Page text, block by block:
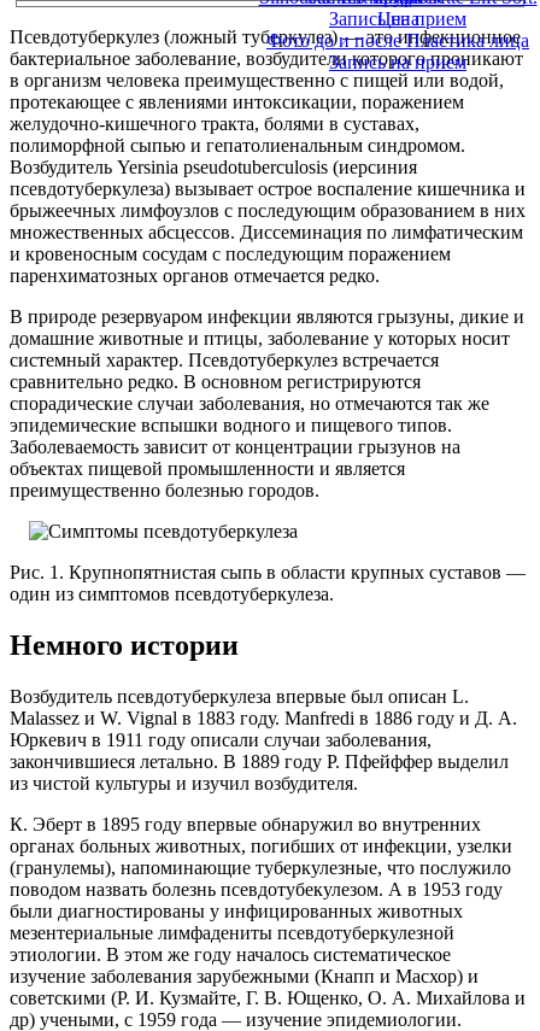
Цена
Фото до и после Пластика лица
Запись на прием
Запись на прием
Псевдотуберкулез (ложный туберкулез) — это инфекционное
бактериальное заболевание, возбудители которого проникают
в организм человека преимущественно с пищей или водой,
протекающее с явлениями интоксикации, поражением
желудочно-кишечного тракта, болями в суставах,
полиморфной сыпью и гепатолиенальным синдромом.
Возбудитель Yersinia pseudotuberculosis (иерсиния
псевдотуберкулеза) вызывает острое воспаление кишечника и
брыжеечных лимфоузлов с последующим образованием в них
множественных абсцессов. Диссеминация по лимфатическим
и кровеносным сосудам с последующим поражением
паренхиматозных органов отмечается редко.
В природе резервуаром инфекции являются грызуны, дикие и
домашние животные и птицы, заболевание у которых носит
системный характер. Псевдотуберкулез встречается
сравнительно редко. В основном регистрируются
спорадические случаи заболевания, но отмечаются так же
эпидемические вспышки водного и пищевого типов.
Заболеваемость зависит от концентрации грызунов на
объектах пищевой промышленности и является
преимущественно болезнью городов.
Рис. 1. Крупнопятнистая сыпь в области крупных суставов —
один из симптомов псевдотуберкулеза.
Немного истории
Возбудитель псевдотуберкулеза впервые был описан L.
Malassez и W. Vignal в 1883 году. Manfredi в 1886 году и Д. А.
Юркевич в 1911 году описали случаи заболевания,
закончившиеся летально. В 1889 году Р. Пфейффер выделил
из чистой культуры и изучил возбудителя.
К. Эберт в 1895 году впервые обнаружил во внутренних
органах больных животных, погибших от инфекции, узелки
(гранулемы), напоминающие туберкулезные, что послужило
поводом назвать болезнь псевдотубекулезом. А в 1953 году
были диагностированы у инфицированных животных
мезентериальные лимфадениты псевдотуберкулезной
этиологии. В этом же году началось систематическое
изучение заболевания зарубежными (Кнапп и Масхор) и
советскими (Р. И. Кузмайте, Г. В. Ющенко, О. А. Михайлова и
др) учеными, с 1959 года — изучение эпидемиологии.